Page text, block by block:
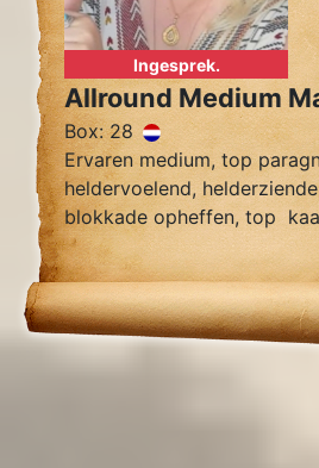
Ingesprek.
Allround Medium
Box: 28
Ervaren medium, top
heldervoelend,
blokkade opheffen, top
vragen over relatie
en toekomst voorspelling